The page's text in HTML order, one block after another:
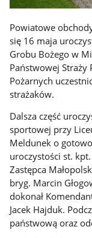
Powiatowe
się 16 maja
Grobu Bożego w
Państwowej Straży
Pożarnych
strażaków.
Dalsza część
sportowej przy
Meldunek o
uroczystości st. kpt.
Zastępca
bryg. Marcin
dokonał
Jacek Hajduk.
państwową oraz